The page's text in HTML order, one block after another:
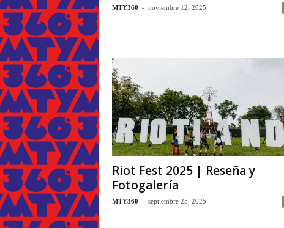
MTY360 - noviembre 12, 2025
Riot Fest 2025 | Reseña y
Fotogalería
MTY360 - septiembre 25, 2025